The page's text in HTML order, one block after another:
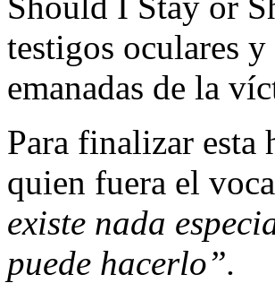
testigos oculares
emanadas de la
Para finalizar esta
quien fuera el
existe nada
puede hacerlo”.